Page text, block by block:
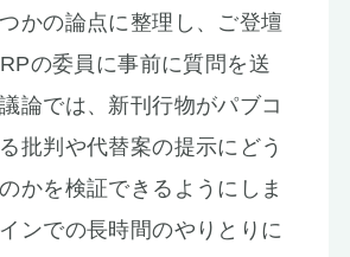
かの論点に整理し、ご登壇
の委員に事前に質問を送
論では、新刊行物がパブコ
批判や代替案の提示にどう
かを検証できるようにしま
ンでの長時間のやりとりに